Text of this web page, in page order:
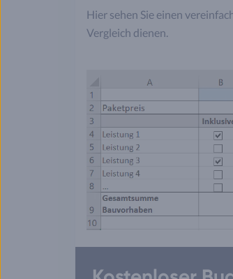
Hier sehen Sie einen
Vergleich dienen.